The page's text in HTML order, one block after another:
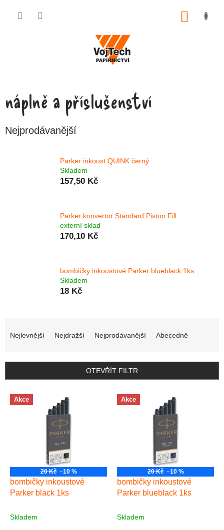
náplně a příslušenství
Nejprodávanější
Parker inkoust QUINK černý
Skladem
157,50 Kč
Parker konvertor Standard Piston Fill
externí sklad
170,10 Kč
bombičky inkoustové Parker blueblack 1ks
Skladem
18 Kč
Nejlevnější Nejdražší Nejprodávanější Abecedně
OTEVŘÍT FILTR
Výpis produktů
Akce
20 Kč –10 %
bombičky inkoustové
Parker black 1ks
Skladem
Akce
20 Kč –10 %
bombičky inkoustové
Parker blueblack 1ks
Skladem